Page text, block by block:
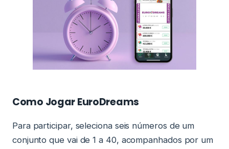
Como Jogar EuroDreams
Para participar, seleciona seis números de um
conjunto que vai de 1 a 40, acompanhados por um